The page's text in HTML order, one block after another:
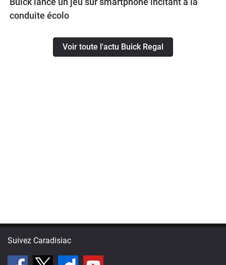
conduite écolo
Voir toute l'actu Buick Regal
Suivez Caradisiac